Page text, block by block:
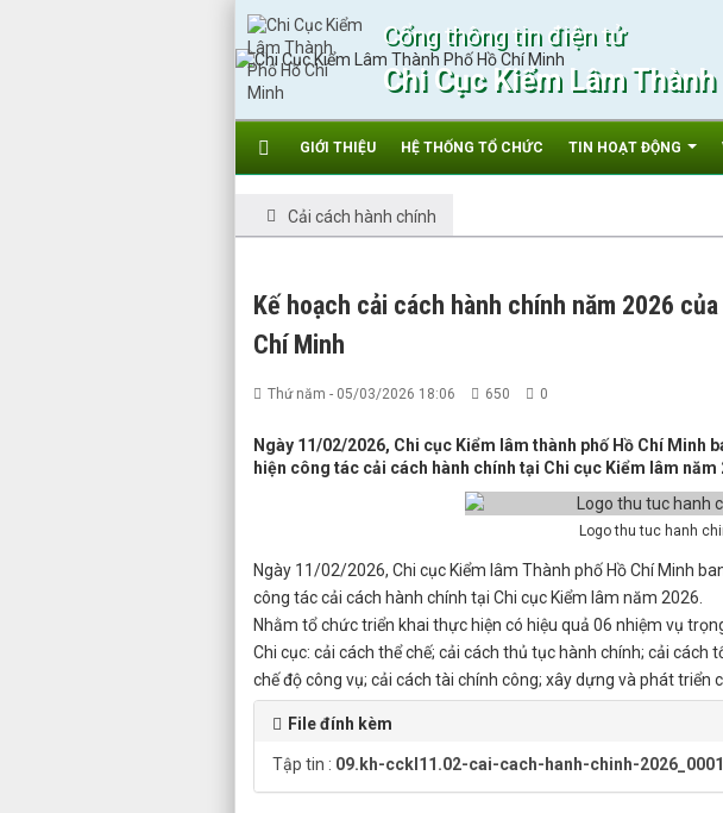
Cổng thông tin điện tử
Chi Cục Kiểm Lâm
GIỚI THIỆU HỆ THỐNG TỔ CHỨC TIN HOẠT ĐỘNG
Cải cách hành chính
Kế hoạch cải cách hành chính năm 2026
Chí Minh
Thứ năm - 05/03/2026 18:06 650 0
Ngày 11/02/2026, Chi cục Kiểm lâm thành phố Hồ Chí Minh
hiện công tác cải cách hành chính tại Chi cục Kiểm lâm năm
Logo thu tuc hanh
Ngày 11/02/2026, Chi cục Kiểm lâm Thành phố Hồ Chí Minh
công tác cải cách hành chính tại Chi cục Kiểm lâm năm 2026.
Nhằm tổ chức triển khai thực hiện có hiệu quả 06 nhiệm vụ
Chi cục: cải cách thể chế; cải cách thủ tục hành chính; cải
chế độ công vụ; cải cách tài chính công; xây dựng và phát triển
File đính kèm
Tập tin : 09.kh-cckl11.02-cai-cach-hanh-chinh-